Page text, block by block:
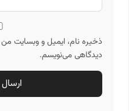
ذخیره نام، ایمیل و وبسایت من
دیدگاهی می‌نویسم.